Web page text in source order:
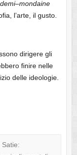
demi–mondaine
l’arte, il gusto.
dirigere gli
finire nelle
delle ideologie.
Satie: